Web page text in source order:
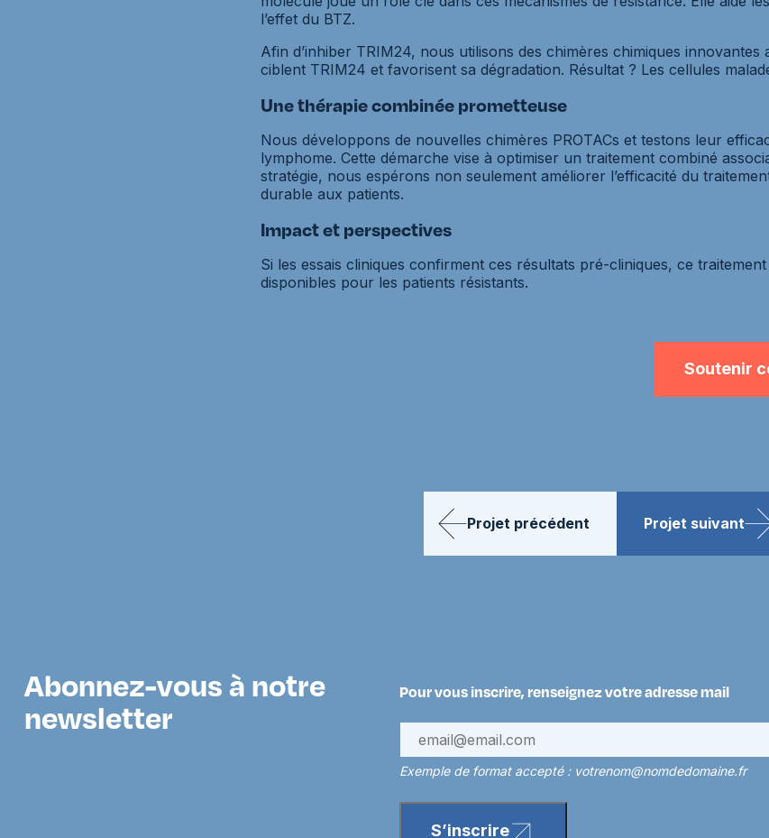
l’effet du BTZ.
Afin d’inhiber TRIM24, nous utilisons des chimères chimiques innovantes
ciblent TRIM24 et favorisent sa dégradation. Résultat ? Les cellules
Une thérapie combinée prometteuse
Nous développons de nouvelles chimères PROTACs et testons leur
lymphome. Cette démarche vise à optimiser un traitement combiné
stratégie, nous espérons non seulement améliorer l’efficacité du
durable aux patients.
Impact et perspectives
Si les essais cliniques confirment ces résultats pré-cliniques, ce
disponibles pour les patients résistants.
Soutenir
Projet précédent Projet suivant
Abonnez-vous à notre
newsletter
Pour vous inscrire, renseignez votre adresse mail
Exemple de format accepté : votrenom@nomdedomaine.fr
S’inscrire